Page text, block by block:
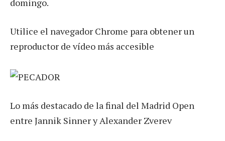
Utilice el navegador Chrome para obtener un
reproductor de vídeo más accesible
Lo más destacado de la final del Madrid Open
entre Jannik Sinner y Alexander Zverev